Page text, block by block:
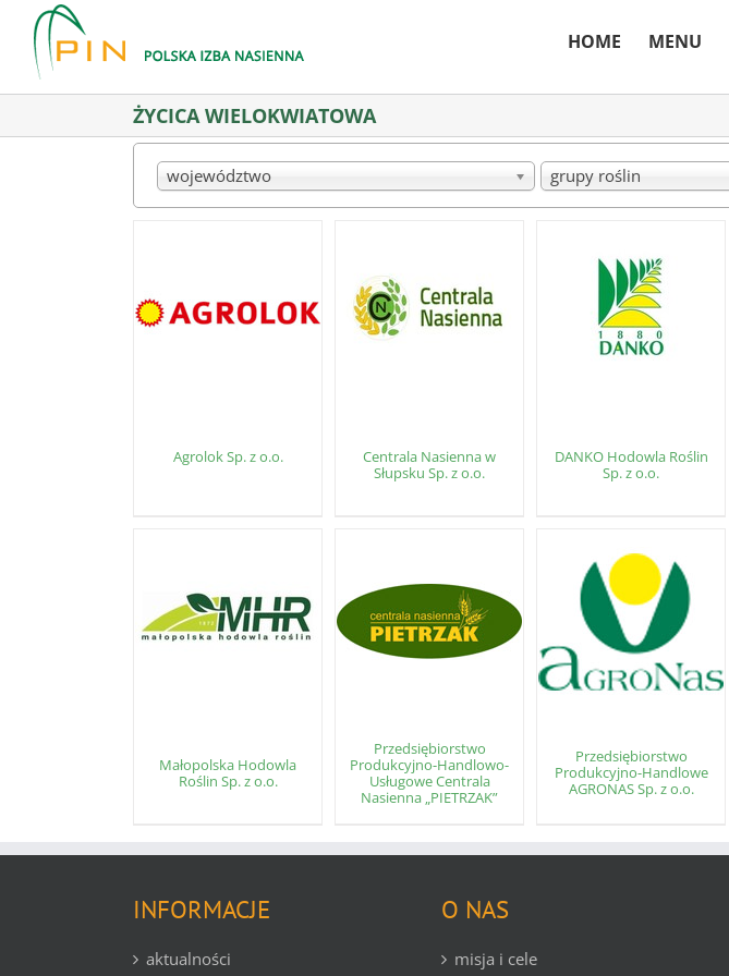
content
HOME MENU
ŻYCICA WIELOKWIATOWA
województwo grupy roślin
Agrolok Sp. z o.o.
Centrala Nasienna w
Słupsku Sp. z o.o.
DANKO Hodowla Roślin
Sp. z o.o.
Małopolska Hodowla
Roślin Sp. z o.o.
Przedsiębiorstwo
Produkcyjno-Handlowo-
Usługowe Centrala
Nasienna „PIETRZAK”
Przedsiębiorstwo
Produkcyjno-Handlowe
AGRONAS Sp. z o.o.
INFORMACJE
aktualności
O NAS
misja i cele